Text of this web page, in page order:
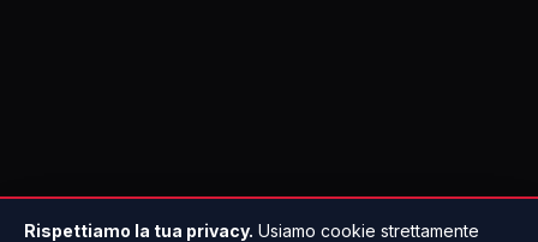
Rispettiamo la tua privacy. Usiamo cookie strettamente